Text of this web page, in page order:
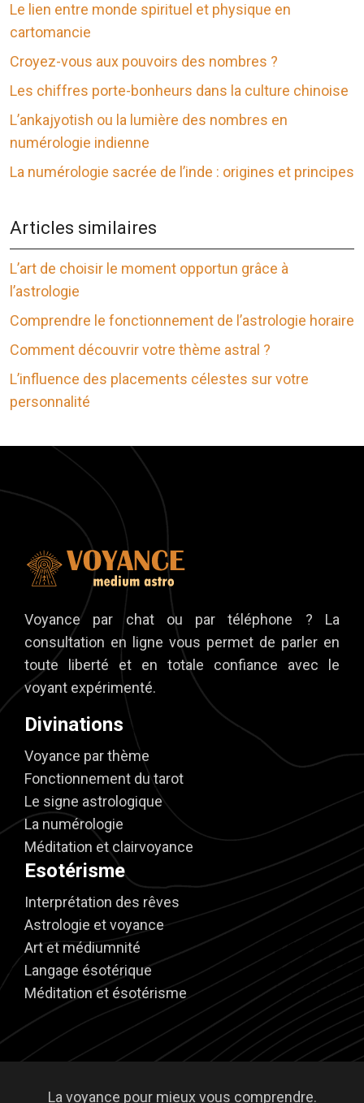
Le lien entre monde spirituel et physique en
cartomancie
Croyez-vous aux pouvoirs des nombres ?
Les chiffres porte-bonheurs dans la culture chinoise
L’ankajyotish ou la lumière des nombres en
numérologie indienne
La numérologie sacrée de l’inde : origines et principes
Articles similaires
L’art de choisir le moment opportun grâce à
l’astrologie
Comprendre le fonctionnement de l’astrologie horaire
Comment découvrir votre thème astral ?
L’influence des placements célestes sur votre
personnalité
Voyance par chat ou par téléphone ? La
consultation en ligne vous permet de parler en
toute liberté et en totale confiance avec le
voyant expérimenté.
Divinations
Voyance par thème
Fonctionnement du tarot
Le signe astrologique
La numérologie
Méditation et clairvoyance
Esotérisme
Interprétation des rêves
Astrologie et voyance
Art et médiumnité
Langage ésotérique
Méditation et ésotérisme
La voyance pour mieux vous comprendre.